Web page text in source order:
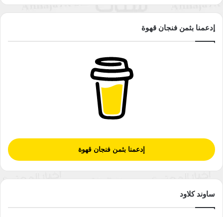
إدعمنا بثمن فنجان قهوة
إدعمنا بثمن فنجان قهوة
ساوند كلاود